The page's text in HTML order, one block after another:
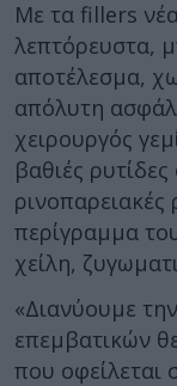
Με τα fillers
λεπτόρευστα,
αποτέλεσμα,
απόλυτη
χειρουργός
βαθιές
ρινοπαρειακές
περίγραμμα
χείλη,
«Διανύουμε
επεμβατικών
που οφείλεται